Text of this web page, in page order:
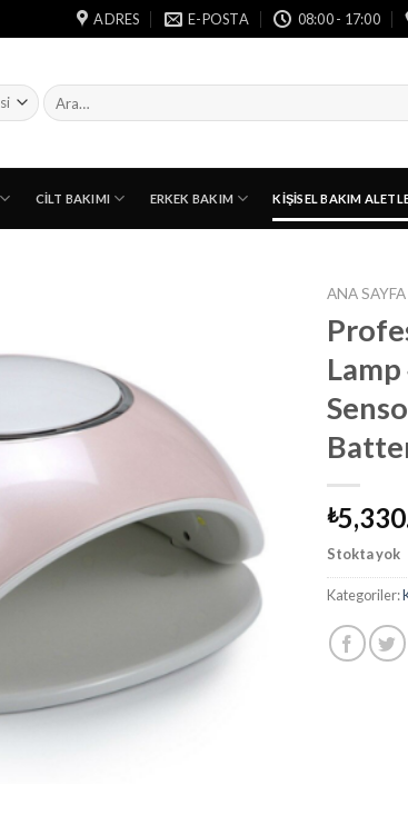
ADRES E-POSTA 08:00 - 17:00
Ara:
CILT BAKIMI ERKEK BAKIM KIŞISEL BAKIM
ANA SAYFA
₺
Stokta yok
Kategoriler: